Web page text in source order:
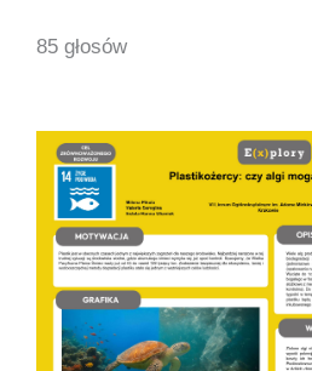
85 głosów